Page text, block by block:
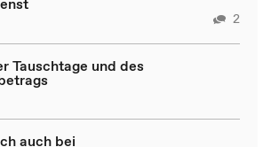
2
Tauschtage und des
auch bei